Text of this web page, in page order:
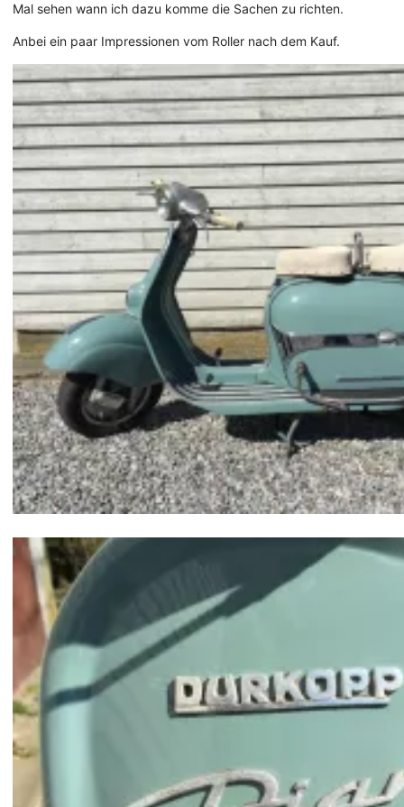
Mal sehen wann ich dazu komme die Sachen zu richten.
Anbei ein paar Impressionen vom Roller nach dem Kauf.